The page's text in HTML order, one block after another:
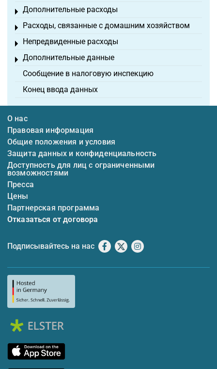
Дополнительные расходы
Toggle menu
Расходы, связанные с домашним хозяйством
Toggle menu
Непредвиденные расходы
Toggle menu
Дополнительные данные
Toggle menu
Сообщение в налоговую инспекцию
Конец ввода данных
О нас
Правовая информация
Общие положения и условия
Защита данных и конфиденциальность
Доступность для лиц с ограниченными
возможностями
Пресса
Цены
Партнерская программа
Отказаться от договора
Подписывайтесь на нас Facebook
X Instagram